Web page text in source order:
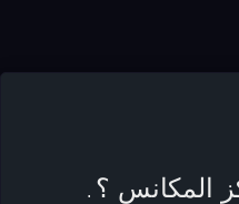
المكانس ؟ .